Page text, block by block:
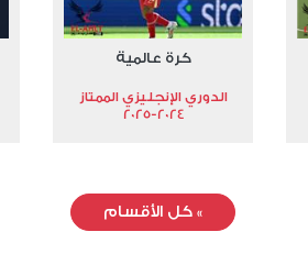
كرة عالمية
الدوري الإنجليزي الممتاز
2024-2025
»كل الأقسام